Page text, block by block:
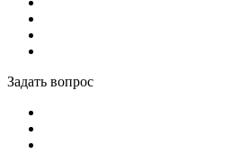
Задать вопрос